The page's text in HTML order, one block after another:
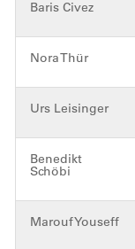
Baris Civez
Nora Thür
Urs Leisinger
Benedikt
Schöbi
Marouf Youseff